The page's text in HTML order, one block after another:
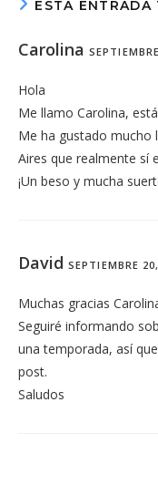
ESTA ENTRADA
Carolina
Hola
Me llamo Carolina,
Me ha gustado mucho
Aires que realmente sí
¡Un beso y mucha
David SEPTIEMBRE
Muchas gracias
Seguiré informando
una temporada, así
post.
Saludos